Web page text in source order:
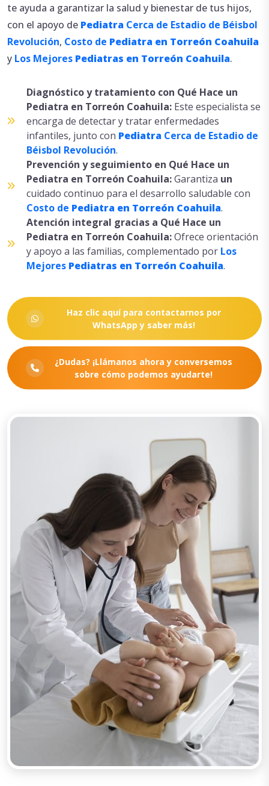
te ayuda a garantizar la salud y bienestar de tus hijos,
con el apoyo de Pediatra Cerca de Estadio de Béisbol
Revolución, Costo de Pediatra en Torreón Coahuila
y Los Mejores Pediatras en Torreón Coahuila.
Diagnóstico y tratamiento con Qué Hace un
Pediatra en Torreón Coahuila: Este especialista se
encarga de detectar y tratar enfermedades
infantiles, junto con Pediatra Cerca de Estadio de
Béisbol Revolución.
Prevención y seguimiento en Qué Hace un
Pediatra en Torreón Coahuila:Garantiza un
cuidado continuo para el desarrollo saludable con
Costo de Pediatra en Torreón Coahuila.
Atención integral gracias a Qué Hace un
Pediatra en Torreón Coahuila:Ofrece orientación
y apoyo a las familias, complementado por Los
Mejores Pediatras en Torreón Coahuila.
Haz clic aquí para contactarnos por
WhatsApp y saber más!
¿Dudas? ¡Llámanos ahora y conversemos
sobre cómo podemos ayudarte!